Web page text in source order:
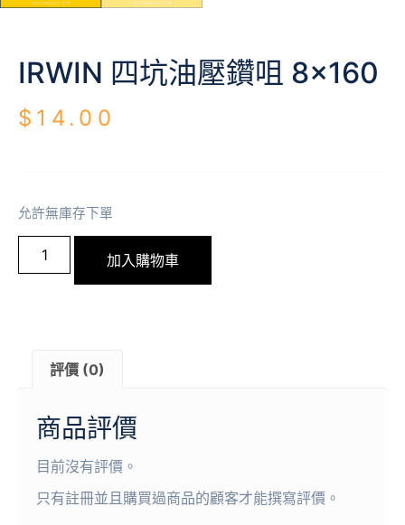
IRWIN 四坑油壓鑽咀 8×160
$ 14.00
允許無庫存下單
加入購物車
評價 (0)
商品評價
目前沒有評價。
只有註冊並且購買過商品的顧客才能撰寫評價。